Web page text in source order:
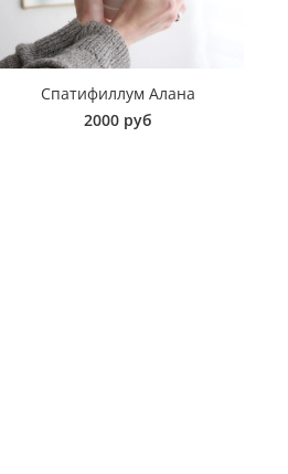
Спатифиллум Алана
2000 руб